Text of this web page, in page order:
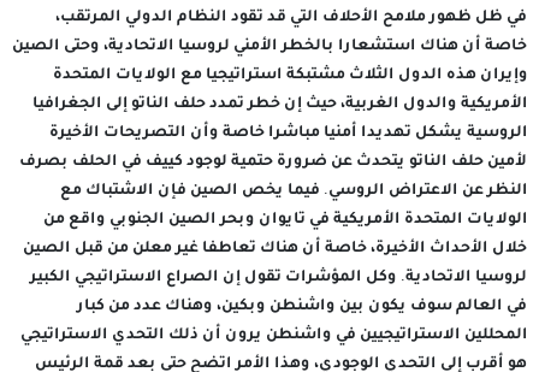
في ظل ظهور ملامح الأحلاف التي قد تقود النظام الدولي المرتقب،
خاصة أن هناك استشعارا بالخطر الأمني لروسيا الاتحادية، وحتى الصين
وإيران هذه الدول الثلاث مشتبكة استراتيجيا مع الولايات المتحدة
الأمريكية والدول الغربية، حيث إن خطر تمدد حلف الناتو إلى الجغرافيا
الروسية يشكل تهديدا أمنيا مباشرا خاصة وأن التصريحات الأخيرة
لأمين حلف الناتو يتحدث عن ضرورة حتمية لوجود كييف في الحلف بصرف
النظر عن الاعتراض الروسي. فيما يخص الصين فإن الاشتباك مع
الولايات المتحدة الأمريكية في تايوان وبحر الصين الجنوبي واقع من
خلال الأحداث الأخيرة، خاصة أن هناك تعاطفا غير معلن من قبل الصين
لروسيا الاتحادية. وكل المؤشرات تقول إن الصراع الاستراتيجي الكبير
في العالم سوف يكون بين واشنطن وبكين، وهناك عدد من كبار
المحللين الاستراتيجيين في واشنطن يرون أن ذلك التحدي الاستراتيجي
هو أقرب إلى التحدي الوجودي، وهذا الأمر اتضح حتى بعد قمة الرئيس